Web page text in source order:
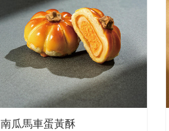
南瓜馬車蛋黃酥